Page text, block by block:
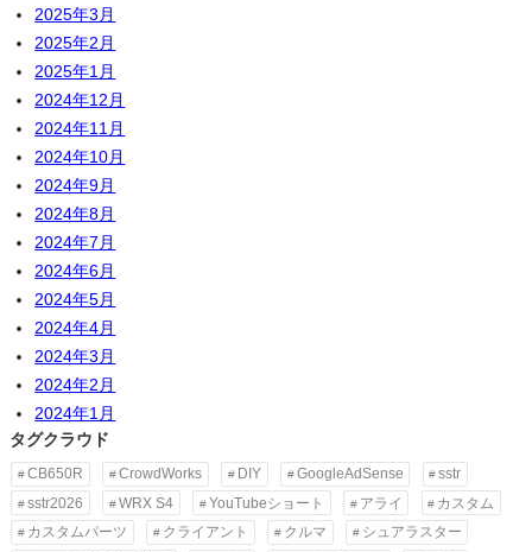
2025年3月
2025年2月
2025年1月
2024年12月
2024年11月
2024年10月
2024年9月
2024年8月
2024年7月
2024年6月
2024年5月
2024年4月
2024年3月
2024年2月
2024年1月
タグクラウド
CB650R CrowdWorks DIY GoogleAdSense
sstr
sstr2026
WRX S4 YouTubeショート アライ
カスタム
カスタムパーツ
クライアント クルマ
シュアラスター